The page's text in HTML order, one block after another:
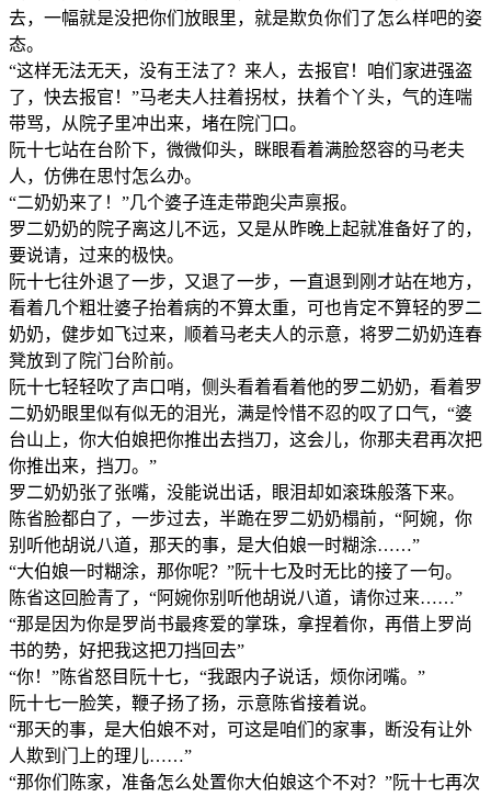
去，一幅就是没把你们放眼里，就是欺负你们了怎么样吧的姿
态。
“这样无法无天，没有王法了？来人，去报官！咱们家进强盗
了，快去报官！”马老夫人拄着拐杖，扶着个丫头，气的连喘
带骂，从院子里冲出来，堵在院门口。
阮十七站在台阶下，微微仰头，眯眼看着满脸怒容的马老夫
人，仿佛在思忖怎么办。
“二奶奶来了！”几个婆子连走带跑尖声禀报。
罗二奶奶的院子离这儿不远，又是从昨晚上起就准备好了的，
要说请，过来的极快。
阮十七往外退了一步，又退了一步，一直退到刚才站在地方，
看着几个粗壮婆子抬着病的不算太重，可也肯定不算轻的罗二
奶奶，健步如飞过来，顺着马老夫人的示意，将罗二奶奶连春
凳放到了院门台阶前。
阮十七轻轻吹了声口哨，侧头看着看着他的罗二奶奶，看着罗
二奶奶眼里似有似无的泪光，满是怜惜不忍的叹了口气，“婆
台山上，你大伯娘把你推出去挡刀，这会儿，你那夫君再次把
你推出来，挡刀。”
罗二奶奶张了张嘴，没能说出话，眼泪却如滚珠般落下来。
陈省脸都白了，一步过去，半跪在罗二奶奶榻前，“阿婉，你
别听他胡说八道，那天的事，是大伯娘一时糊涂……”
“大伯娘一时糊涂，那你呢？”阮十七及时无比的接了一句。
陈省这回脸青了，“阿婉你别听他胡说八道，请你过来……”
“那是因为你是罗尚书最疼爱的掌珠，拿捏着你，再借上罗尚
书的势，好把我这把刀挡回去”
“你！”陈省怒目阮十七，“我跟内子说话，烦你闭嘴。”
阮十七一脸笑，鞭子扬了扬，示意陈省接着说。
“那天的事，是大伯娘不对，可这是咱们的家事，断没有让外
人欺到门上的理儿……”
“那你们陈家，准备怎么处置你大伯娘这个不对？”阮十七再次